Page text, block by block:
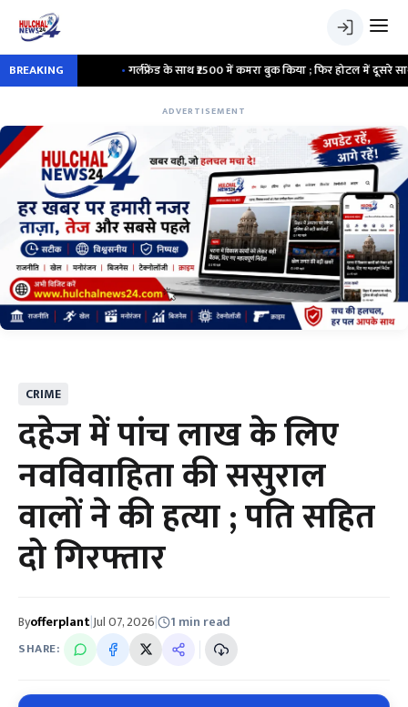
BREAKING गर्लफ्रेंड के साथ ₹2500 में कमरा बुक किया ; फिर होटल में दूसरे साथी ने भी
ADVERTISEMENT
CRIME
दहेज में पांच लाख के लिए
नवविवाहिता की ससुराल
वालों ने की हत्या ; पति सहित
दो गिरफ्तार
Byofferplant|Jul 07, 2026| 1 min read
SHARE: